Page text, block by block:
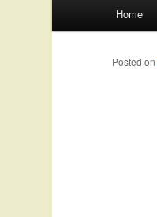
Skip
to
Home
Posted on